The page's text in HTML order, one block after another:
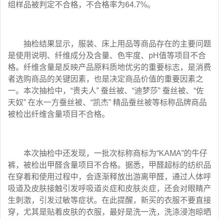
组样品被判定不合格，不合格率为64.7%。
抽检结果显示，服装、床上用品等商品存在的主要问题
是使用说明、纤维成分及含量、色牢度、pH值等项目不合
格。纤维含量是反映产品原料质地优劣的重要标志，是消费
者选购商品的关键因素，也是决定商品价值的重要因素之
一。本次抽检中，“贵夫人” 蚕丝被、“迪梦莎” 蚕丝被、“佐
天奴” 在水一方蚕丝被、“凯杰” 精品蚕丝被等标称品牌商品
被检出纤维含量项目不合格。
本次抽检中还发现，一批次标称商标为“KAMA”的牛仔
裤，被检出甲醛含量项目不合格。据悉，甲醛超标的纺织品
在穿着和使用过程中，会逐渐释放出游离甲醛，通过人体呼
吸道及皮肤接触引发呼吸道炎症和皮肤炎症，还会对眼睛产
生刺激，引发过敏等症状。在此提醒，新买的衣服不要直接
穿，尤其是贴着皮肤的衣服，最好是洗一洗，洗涤浸泡晾晒